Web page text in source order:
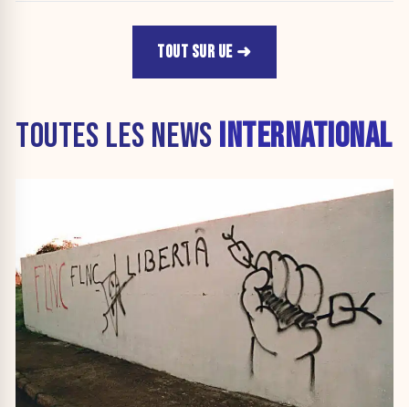
TOUT SUR UE
TOUTES LES NEWS INTERNATIONAL